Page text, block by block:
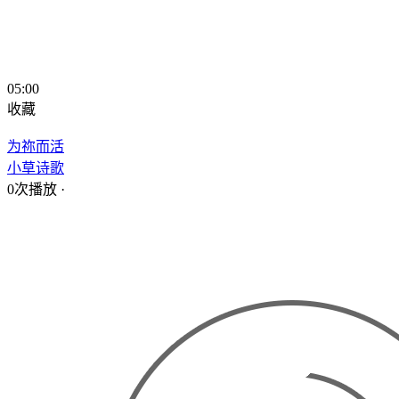
05:00
收藏
为祢而活
小草诗歌
0次播放 ·